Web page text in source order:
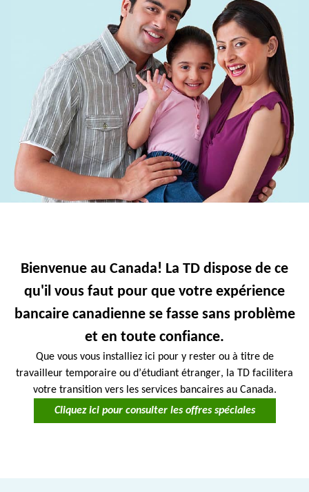
Bienvenue au Canada! La TD dispose de ce
qu'il vous faut pour que votre expérience
bancaire canadienne se fasse sans problème
et en toute confiance.
Que vous vous installiez ici pour y rester ou à titre de
travailleur temporaire ou d’étudiant étranger, la TD facilitera
votre transition vers les services bancaires au Canada.
Cliquez ici pour consulter les offres spéciales